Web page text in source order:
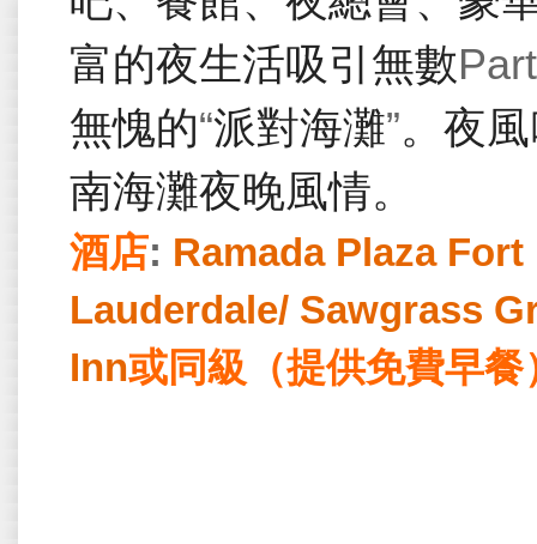
富的夜生活吸引無數
無愧的“派對海灘”。夜
南海灘夜晚風情。
酒店: Ramada Plaza Fort
Lauderdale/ Sawgrass
Inn或同級（提供免費早餐